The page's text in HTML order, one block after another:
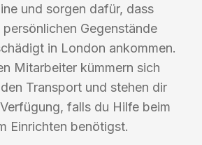
und sorgen dafür, dass
Gegenstände
in London ankommen.
Mitarbeiter kümmern sich
Transport und stehen dir
falls du Hilfe beim
Einrichten benötigst.